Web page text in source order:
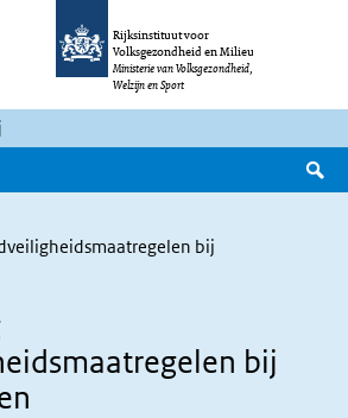
gaan
Rijksinstituut voor
Volksgezondheid en Milieu
Ministerie van Volksgezondheid,
Welzijn en Sport
bij
bij